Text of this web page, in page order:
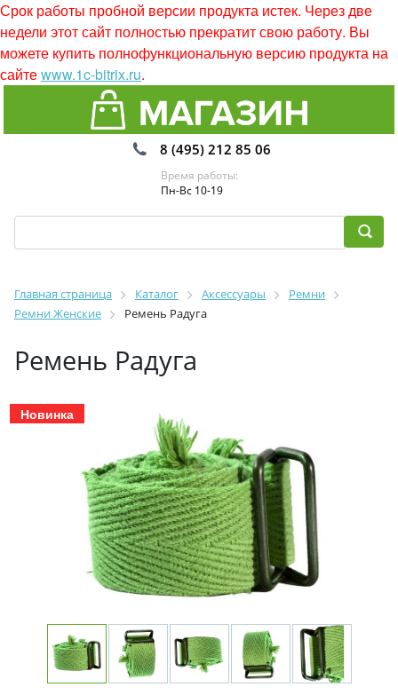
Срок работы пробной версии продукта истек. Через две
недели этот сайт полностью прекратит свою работу. Вы
можете купить полнофункциональную версию продукта на
сайтеwww.1c-bitrix.ru.
8 (495) 212 85 06
Время работы:
Пн-Вс 10-19
Главная страница Каталог Аксессуары
Ремни
Ремни Женские
Ремень Радуга
Ремень Радуга
Новинка